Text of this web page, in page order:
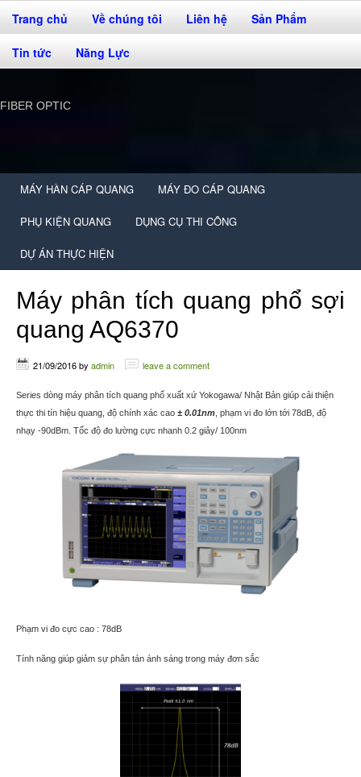
Trang chủ Về chúng tôi Liên hệ Sản Phẩm
Tin tức Năng Lực
FIBER OPTIC
MÁY HÀN CÁP QUANG MÁY ĐO CÁP QUANG
PHỤ KIỆN QUANG DỤNG CỤ THI CÔNG
DỰ ÁN THỰC HIỆN
Máy phân tích quang phổ sợi
quang AQ6370
21/09/2016by admin leave a comment
Series dòng máy phân tích quang phổ xuất xứ Yokogawa/ Nhật Bản giúp cải thiện
thực thi tín hiệu quang, độ chính xác cao ± 0.01nm , phạm vi đo lớn tới 78dB, độ
nhạy -90dBm. Tốc độ đo lường cực nhanh 0.2 giây/ 100nm
Phạm vi đo cực cao : 78dB
Tính năng giúp giảm sự phân tán ánh sáng trong máy đơn sắc